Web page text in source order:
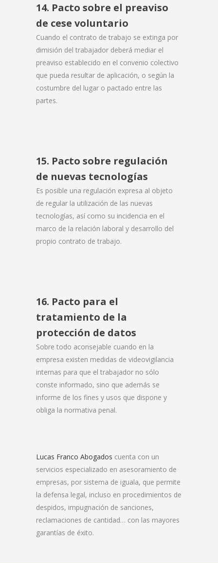
14. Pacto sobre el preaviso
de cese voluntario
Cuando el contrato de trabajo se extinga por
dimisión del trabajador deberá mediar el
preaviso establecido en el convenio colectivo
que pueda resultar de aplicación, o según la
costumbre del lugar o pactado entre las
partes.
15. Pacto sobre regulación
de nuevas tecnologías
Es posible una regulación expresa al objeto
de regular la utilización de las nuevas
tecnologías, así como su incidencia en el
marco de la relación laboral y desarrollo del
propio contrato de trabajo.
16. Pacto para el
tratamiento de la
protección de datos
Sobre todo aconsejable cuando en la
empresa existen medidas de videovigilancia
internas para que el trabajador no sólo
conste informado, sino que además se
informe de los fines y usos que dispone y
obliga la normativa penal.
Lucas Franco Abogados cuenta con un
servicios especializado en asesoramiento de
empresas, por sistema de iguala, que permite
la defensa legal, incluso en procedimientos de
despidos, impugnación de sanciones,
reclamaciones de cantidad… con las mayores
garantías de éxito.